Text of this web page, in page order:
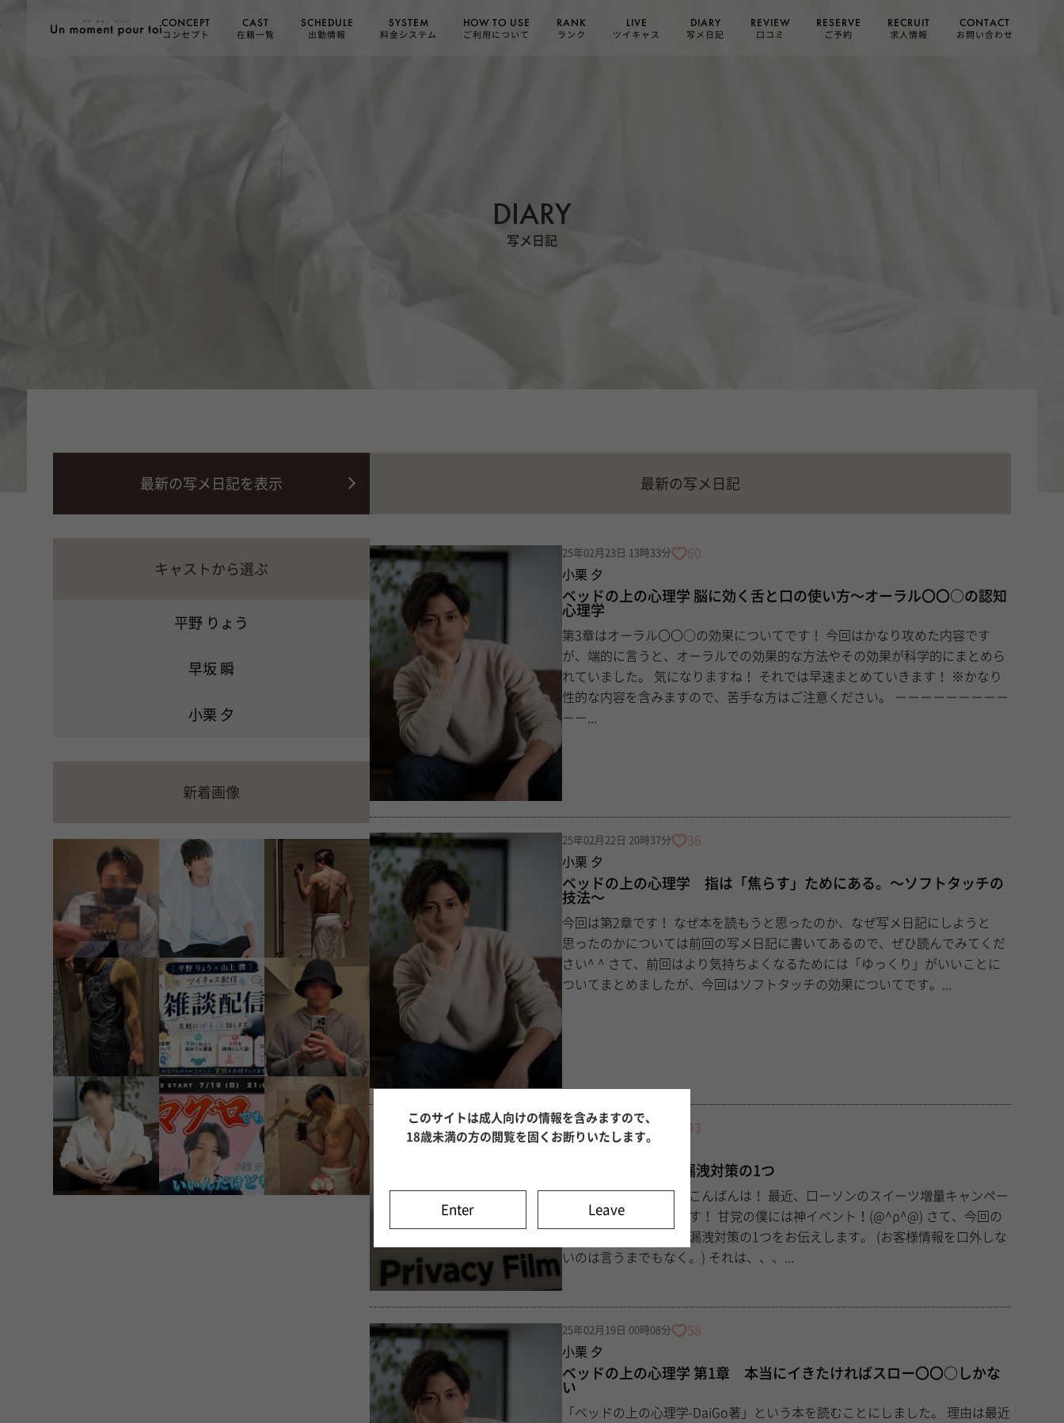
DIARY
写メ日記
CONCEPT
コンセプト
CAST
在籍一覧
SCHEDULE
出勤情報
SYSTEM
料金システム
HOW TO USE
ご利用について
RANK
ランク
LIVE
ツイキャス
DIARY
写メ日記
REVIEW
口コミ
RESERVE
ご予約
RECRUIT
求人情報
CONTACT
お問い合わせ
最新の写メ日記を表示
キャストから選ぶ
平野 りょう
早坂 瞬
小栗 夕
新着画像
最新の写メ日記
25年02月23日 13時33分
60
小栗 夕
ベッドの上の心理学 脳に効く舌と口の使い方〜オーラル〇〇○の認知
心理学
第3章はオーラル〇〇○の効果についてです！ 今回はかなり攻めた内容です
が、端的に言うと、オーラルでの効果的な方法やその効果が科学的にまとめら
れていました。 気になりますね！ それでは早速まとめていきます！ ※かなり
性的な内容を含みますので、苦手な方はご注意ください。 －－－－－－－－－
－－...
25年02月22日 20時37分
36
小栗 夕
ベッドの上の心理学 指は「焦らす」ためにある。〜ソフトタッチの
技法〜
今回は第2章です！ なぜ本を読もうと思ったのか、なぜ写メ日記にしようと
思ったのかについては前回の写メ日記に書いてあるので、ぜひ読んでみてくだ
さい^ ^ さて、前回はより気持ちよくなるためには「ゆっくり」がいいことに
ついてまとめましたが、今回はソフトタッチの効果についてです。...
43
女/風での個人情報漏洩対策の1つ
こんにちは！あるいはこんばんは！ 最近、口ーソンのスイーツ増量キャンペー
ンを堪能している瞬です！ 甘党の僕には神イベント！(@^ρ^@) さて、今回の
日記は、僕の個人情報漏洩対策の1つをお伝えします。 (お客様情報を口外しな
いのは言うまでもなく。) それは、、、...
25年02月19日 00時08分
58
小栗 夕
ベッドの上の心理学 第1章 本当にイきたければスロー〇〇○しかな
い
「ベッドの上の心理学-DaiGo著」という本を読むことにしました。 理由は最近
このサイトは成人向けの情報を含みますので、
18歳未満の方の閲覧を固くお断りいたします。
Enter Leave